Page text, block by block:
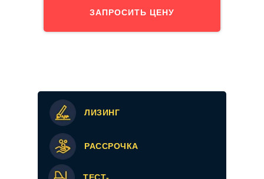
ЗАПРОСИТЬ ЦЕНУ
ЛИЗИНГ
РАССРОЧКА